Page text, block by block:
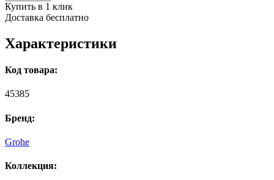
Купить в 1 клик
Доставка бесплатно
Характеристики
Код товара:
45385
Бренд:
Grohe
Коллекция: